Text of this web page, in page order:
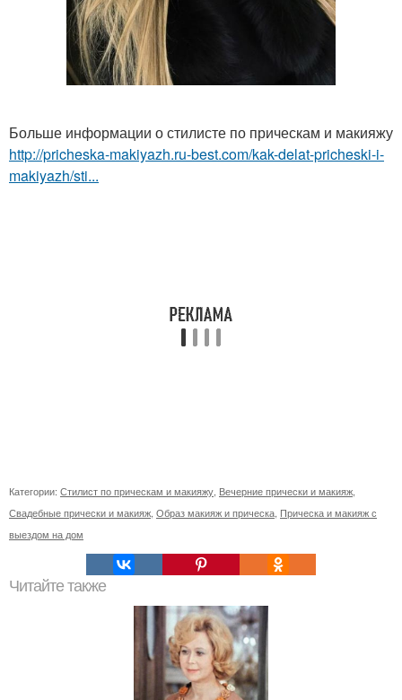
Больше информации о стилисте по прическам и макияжу
http://pricheska-makiyazh.ru-best.com/kak-delat-pricheski-i-
makiyazh/sti...
Категории: Стилист по прическам и макияжу Вечерние прически и макияж
Свадебные прически и макияж Образ макияж и прическа Прическа и макияж с
выездом на дом
Читайте также